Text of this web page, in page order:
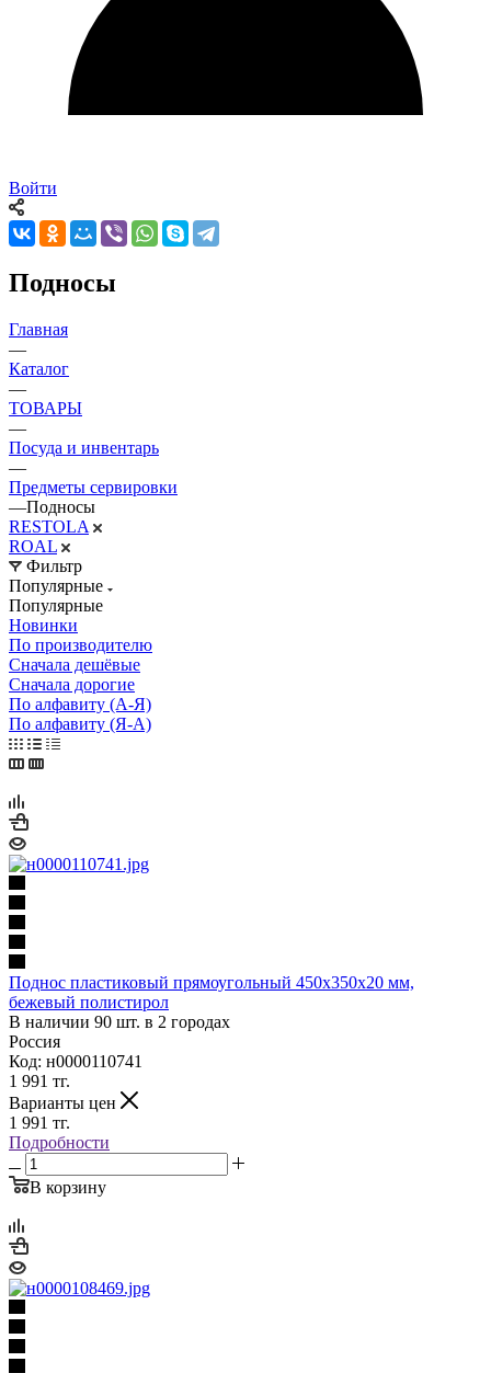
Войти
Подносы
Главная
—
Каталог
—
ТОВАРЫ
—
Посуда и инвентарь
—
Предметы сервировки
—Подносы
RESTOLA
ROAL
Фильтр
Популярные
Популярные
Новинки
По производителю
Сначала дешёвые
Сначала дорогие
По алфавиту (А-Я)
По алфавиту (Я-А)
Поднос пластиковый прямоугольный 450х350х20 мм,
бежевый полистирол
В наличии 90 шт. в 2 городах
Россия
Код: н0000110741
1 991 тг.
Варианты цен
1 991 тг.
Подробности
В корзину